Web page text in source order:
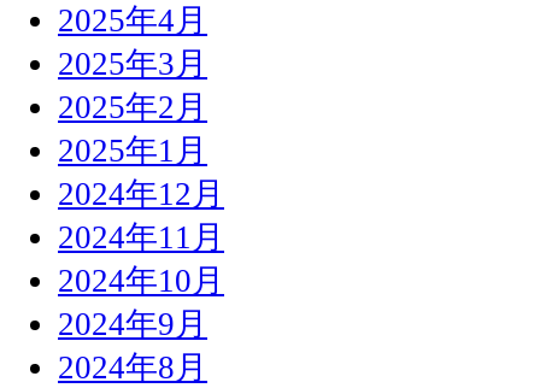
2025年4月
2025年3月
2025年2月
2025年1月
2024年12月
2024年11月
2024年10月
2024年9月
2024年8月